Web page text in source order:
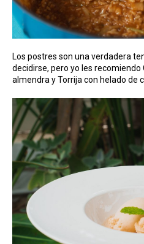
Los postres son una verdadera
decidirse, pero yo les
almendra y Torrija con helado de